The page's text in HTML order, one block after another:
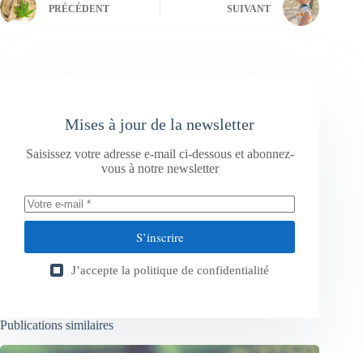
PRÉCÉDENT SUIVANT
Mises à jour de la newsletter
Saisissez votre adresse e-mail ci-dessous et abonnez-
vous à notre newsletter
S’inscrire
J’accepte la politique de confidentialité
Publications similaires